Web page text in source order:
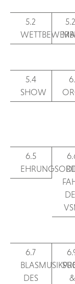
5.2
5.4
SHOW
6.
6.5
6.7
DES
&